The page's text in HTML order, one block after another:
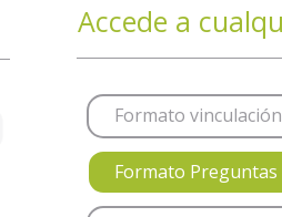
Accede a
Formato
Formato